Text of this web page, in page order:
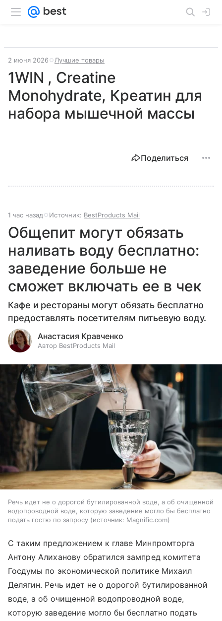
2 июня 2026 Лучшие товары
1WIN , Creatine
Monohydrate, Креатин для
набора мышечной массы
Поделиться
1 час назад Источник: BestProducts Mail
Общепит могут обязать
наливать воду бесплатно:
заведение больше не
сможет включать ее в чек
Кафе и рестораны могут обязать бесплатно
предоставлять посетителям питьевую воду.
Анастасия Кравченко
Автор BestProducts Mail
Речь идет не о дорогой бутилированной воде, а об очищенной
водопроводной воде, которую заведение могло бы бесплатно
подать гостю по запросу
источник: Magnific.com
С таким предложением к главе Минпромторга
Антону Алиханову обратился зампред комитета
Госдумы по экономической политике Михаил
Делягин. Речь идет не о дорогой бутилированной
воде, а об очищенной водопроводной воде,
которую заведение могло бы бесплатно подать